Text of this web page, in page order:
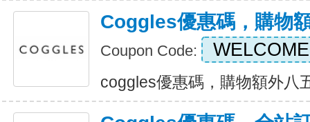
Coggles優惠碼，購物
Coupon Code:
coggles優惠碼，購物額外八